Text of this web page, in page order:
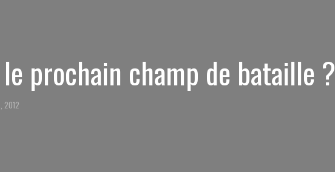
prochain champ de bataille ?
2012